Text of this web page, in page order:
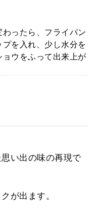
ったら、フライパン
を入れ、少し水分を
ウをふって出来上が
い出の味の再現で
が出ます。